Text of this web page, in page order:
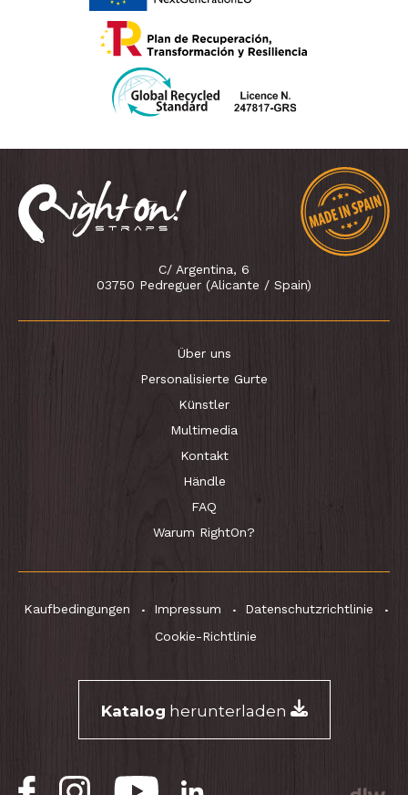
C/ Argentina, 6
03750 Pedreguer (Alicante / Spain)
Über uns
Personalisierte Gurte
Künstler
Multimedia
Kontakt
Händle
FAQ
Warum RightOn?
Kaufbedingungen Impressum
Datenschutzrichtlinie
Cookie-Richtlinie
Katalog herunterladen